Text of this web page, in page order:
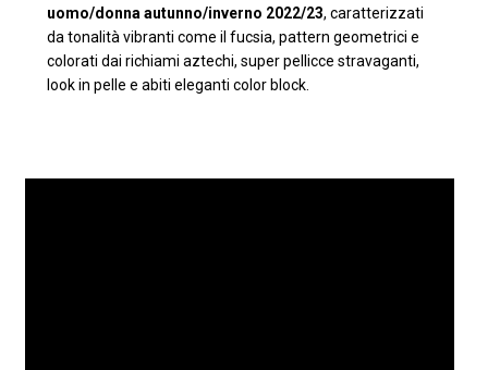
uomo/donna autunno/inverno 2022/23, caratterizzati
da tonalità vibranti come il fucsia, pattern geometrici e
colorati dai richiami aztechi, super pellicce stravaganti,
look in pelle e abiti eleganti color block.